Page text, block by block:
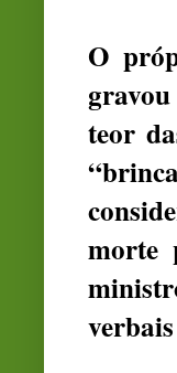
O
teor
morte